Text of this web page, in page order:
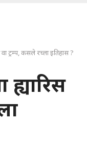
वा ट्रम्प, कसले रच्ला इतिहास ?
ह्यारिस